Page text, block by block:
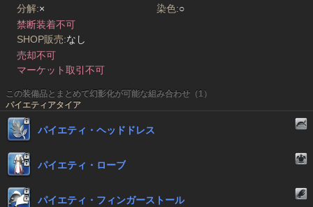
分解:× 染色:○
禁断装着不可
SHOP販売:なし
売却不可
マーケット取引不可
この装備品とまとめて幻影化が可能な組み合わせ（1）
パイエティアタイア
パイエティ・ヘッドドレス
パイエティ・ローブ
パイエティ・フィンガーストール